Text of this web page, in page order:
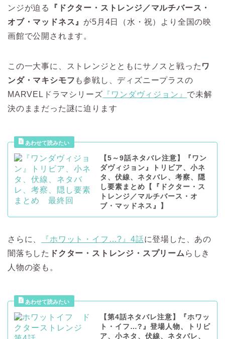
ンジが迫る
『ドクター・ストレンジ／マルチバース・
オブ・マッドネス』 が5月4日（水・祝）より全国の映
画館で公開されます。
この一大事に、ストレンジとともにサノスと戦った ワ
ンダ・マキシモフ も参戦し、ディズニープラスの
MARVELドラマシリーズ 『ワンダヴィジョン』 で未解
決のままだった謎に迫ります
【5～9話ネタバレ注意】『ワン
ダヴィジョン』トリビア、小ネ
タ、伏線、ネタバレ、考察、隠
し要素まとめ【『ドクター・ス
トレンジ／マルチバース・オ
ブ・マッドネス』】
さらに、 『ホワット・イフ…?』4話に登場した、あの
闇落ちした ドクター・ストレンジ・スプリーム らしき
人物の姿も。
【第4話ネタバレ注意】『ホワッ
ト・イフ…?』登場人物、トリビ
ア、小ネタ、伏線、ネタバレ、